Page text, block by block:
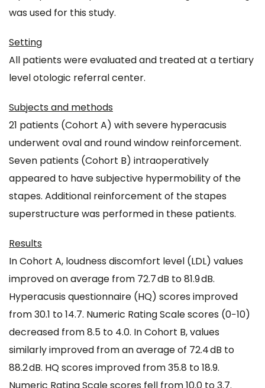
was used for this study.
Setting
All patients were evaluated and treated at a tertiary
level otologic referral center.
Subjects and methods
21 patients (Cohort A) with severe hyperacusis
underwent oval and round window reinforcement.
Seven patients (Cohort B) intraoperatively
appeared to have subjective hypermobility of the
stapes. Additional reinforcement of the stapes
superstructure was performed in these patients.
Results
In Cohort A, loudness discomfort level (LDL) values
improved on average from 72.7 dB to 81.9 dB.
Hyperacusis questionnaire (HQ) scores improved
from 30.1 to 14.7. Numeric Rating Scale scores (0−10)
decreased from 8.5 to 4.0. In Cohort B, values
similarly improved from an average of 72.4 dB to
88.2 dB. HQ scores improved from 35.8 to 18.9.